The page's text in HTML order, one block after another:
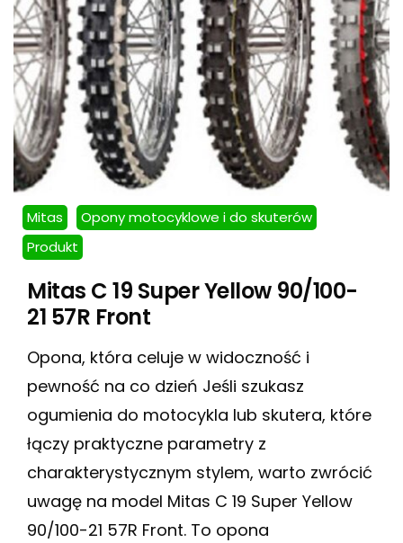
Mitas
Opony motocyklowe i do skuterów
Produkt
Mitas C 19 Super Yellow 90/100-
21 57R Front
Opona, która celuje w widoczność i
pewność na co dzień Jeśli szukasz
ogumienia do motocykla lub skutera, które
łączy praktyczne parametry z
charakterystycznym stylem, warto zwrócić
uwagę na model Mitas C 19 Super Yellow
90/100-21 57R Front. To opona